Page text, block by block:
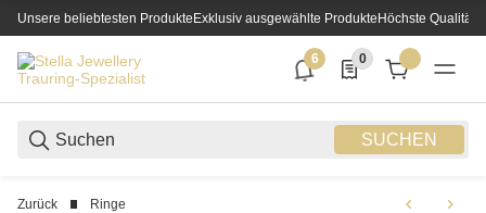
Unsere beliebtesten ProdukteExklusiv ausgewählte ProdukteHöchste Qualität
SUCHEN
6
6 neue Notifizierungen
0
0 Produkte in der
Zurück Ringe